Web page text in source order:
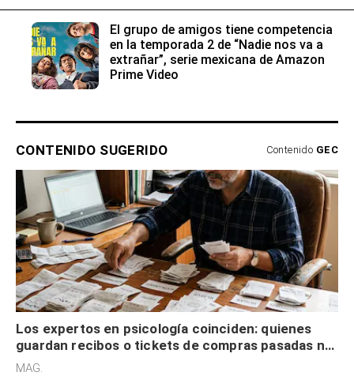
El grupo de amigos tiene competencia
en la temporada 2 de “Nadie nos va a
extrañar”, serie mexicana de Amazon
Prime Video
CONTENIDO SUGERIDO Contenido GEC
Los expertos en psicología coinciden: quienes
guardan recibos o tickets de compras pasadas no
son acumuladores, sino que tienen necesidad de
MAG.